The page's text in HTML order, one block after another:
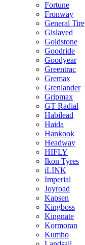
Fortune
Fronway
General Tire
Gislaved
Goldstone
Goodride
Goodyear
Greentrac
Gremax
Grenlander
Gripmax
GT Radial
Habilead
Haida
Hankook
Headway
HIFLY
Ikon Tyres
iLINK
Imperial
Joyroad
Kapsen
Kingboss
Kingnate
Kormoran
Kumho